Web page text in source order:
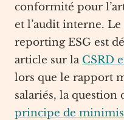
conformité pour
et l’audit interne.
reporting ESG est
article sur la CSRD
lors que le rapport
salariés, la question
principe de